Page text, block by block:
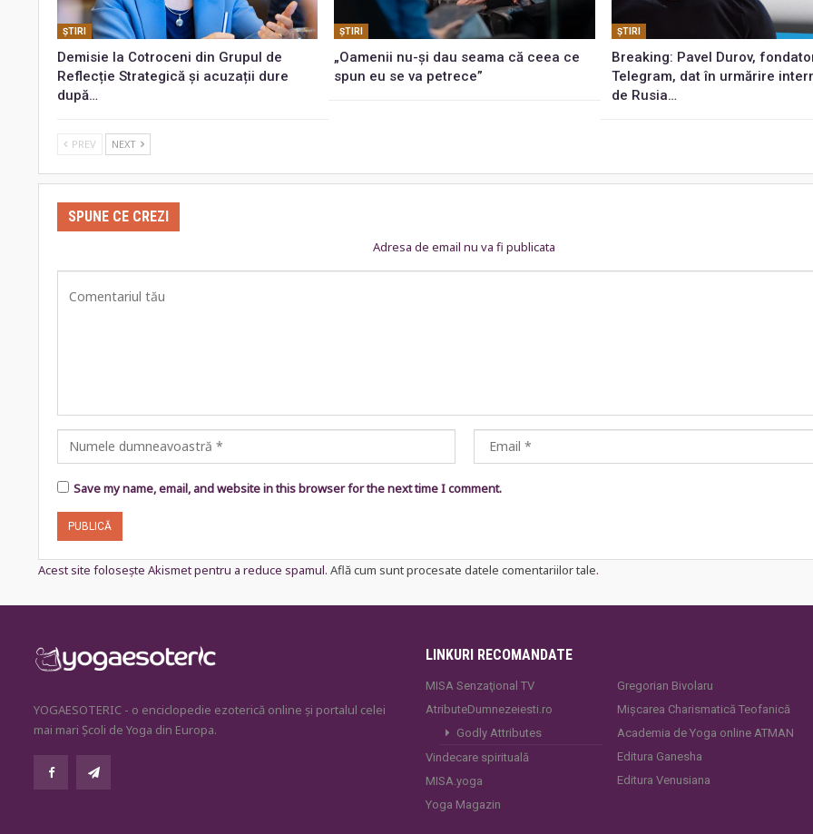
ŞTIRI
Demisie la Cotroceni din Grupul de
Reflecție Strategică și acuzații dure
după…
ŞTIRI
„Oamenii nu-și dau seama că ceea ce
spun eu se va petrece”
ŞTIRI
Breaking: Pavel Durov,
Telegram, dat în urmărire
de Rusia…
PREV NEXT
SPUNE CE CREZI
Adresa de email nu va fi publicata
Save my name, email, and website in this browser for the next time I comment.
Acest site folosește Akismet pentru a reduce spamul. Află cum sunt procesate datele comentariilor tale.
YOGAESOTERIC - o enciclopedie ezoterică online și portalul celei
mai mari Școli de Yoga din Europa.
LINKURI RECOMANDATE
MISA Senzaţional TV
AtributeDumnezeiesti.ro
Godly Attributes
Vindecare spirituală
MISA.yoga
Yoga Magazin
Gregorian Bivolaru
Mișcarea Charismatică Teofanică
Academia de Yoga online ATMAN
Editura Ganesha
Editura Venusiana